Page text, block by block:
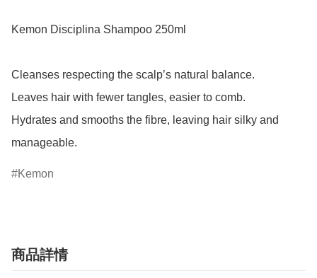
Kemon Disciplina Shampoo 250ml
Cleanses respecting the scalp’s natural balance.
Leaves hair with fewer tangles, easier to comb.
Hydrates and smooths the fibre, leaving hair silky and
manageable.
Kemon
商品詳情